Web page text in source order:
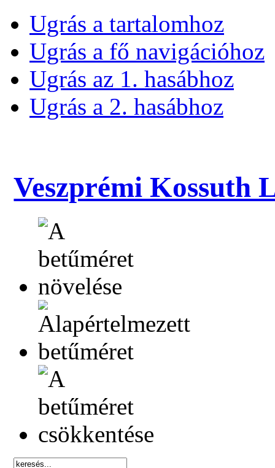
Ugrás a tartalomhoz
Ugrás a fő navigációhoz
Ugrás az 1. hasábhoz
Ugrás a 2. hasábhoz
Veszprémi Kossuth